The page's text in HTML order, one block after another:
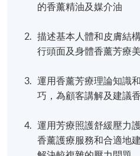
的香薰精油及媒介油
描述基本人體和皮膚結
行頭面及身體香薰芳療
運用香薰芳療理論知識
巧，為顧客講解及建議
運用芳療照護舒緩壓力
香薰護療服務和合適地